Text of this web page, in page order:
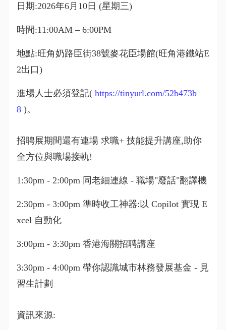
日期:2026年6月10日 (星期三)
時間:11:00AM – 6:00PM
地點:旺角奶路臣街38號麥花臣場館(旺角港鐵站E
2出口)
進場人士必須登記( https://tinyurl.com/52b473b
8)。
招聘展期間還有連場 求職+ 技能提升講座,助你
全方位與職場接軌!
1:30pm - 2:00pm 同老細連線 - 職場"廢話"翻譯機
2:30pm - 3:00pm 準時收工神器:以 Copilot 實現 E
xcel 自動化
3:00pm - 3:30pm 香港海關招聘講座
3:30pm - 4:00pm 帶你認識城市林務發展基金 - 見
習生計劃
資訊來源: